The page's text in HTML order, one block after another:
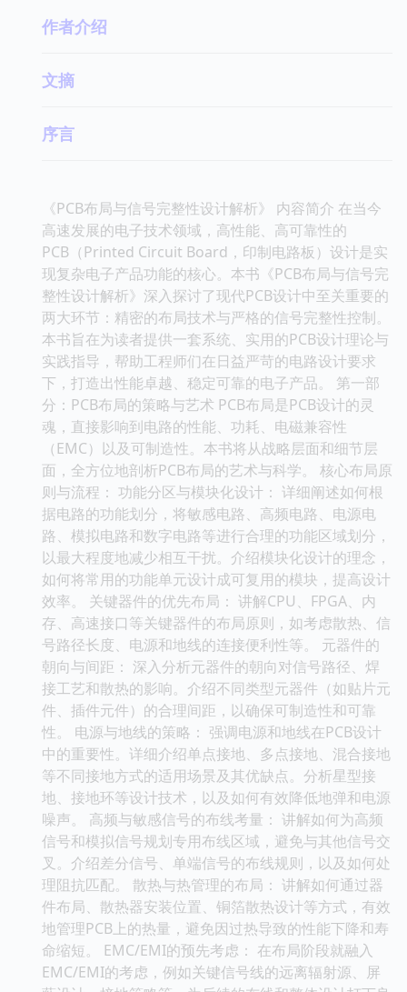
作者介绍
文摘
序言
《PCB布局与信号完整性设计解析》 内容简介 在当今
高速发展的电子技术领域，高性能、高可靠性的
PCB（Printed Circuit Board，印制电路板）设计是实
现复杂电子产品功能的核心。本书《PCB布局与信号完
整性设计解析》深入探讨了现代PCB设计中至关重要的
两大环节：精密的布局技术与严格的信号完整性控制。
本书旨在为读者提供一套系统、实用的PCB设计理论与
实践指导，帮助工程师们在日益严苛的电路设计要求
下，打造出性能卓越、稳定可靠的电子产品。 第一部
分：PCB布局的策略与艺术 PCB布局是PCB设计的灵
魂，直接影响到电路的性能、功耗、电磁兼容性
（EMC）以及可制造性。本书将从战略层面和细节层
面，全方位地剖析PCB布局的艺术与科学。 核心布局原
则与流程： 功能分区与模块化设计： 详细阐述如何根
据电路的功能划分，将敏感电路、高频电路、电源电
路、模拟电路和数字电路等进行合理的功能区域划分，
以最大程度地减少相互干扰。介绍模块化设计的理念，
如何将常用的功能单元设计成可复用的模块，提高设计
效率。 关键器件的优先布局： 讲解CPU、FPGA、内
存、高速接口等关键器件的布局原则，如考虑散热、信
号路径长度、电源和地线的连接便利性等。 元器件的
朝向与间距： 深入分析元器件的朝向对信号路径、焊
接工艺和散热的影响。介绍不同类型元器件（如贴片元
件、插件元件）的合理间距，以确保可制造性和可靠
性。 电源与地线的策略： 强调电源和地线在PCB设计
中的重要性。详细介绍单点接地、多点接地、混合接地
等不同接地方式的适用场景及其优缺点。分析星型接
地、接地环等设计技术，以及如何有效降低地弹和电源
噪声。 高频与敏感信号的布线考量： 讲解如何为高频
信号和模拟信号规划专用布线区域，避免与其他信号交
叉。介绍差分信号、单端信号的布线规则，以及如何处
理阻抗匹配。 散热与热管理的布局： 讲解如何通过器
件布局、散热器安装位置、铜箔散热设计等方式，有效
地管理PCB上的热量，避免因过热导致的性能下降和寿
命缩短。 EMC/EMI的预先考虑： 在布局阶段就融入
EMC/EMI的考虑，例如关键信号线的远离辐射源、屏